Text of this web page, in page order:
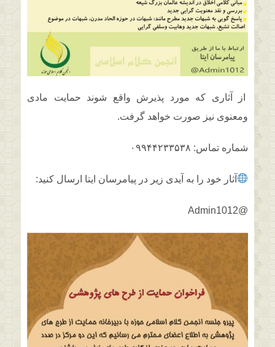
از آثاری که مورد پذیرش واقع شوند حمایت مادی
ومعنوی نیز صورت خواهد گرفت.
شماره تماس: ۰۹۹۴۴۲۳۳۵۳۸
آثار خود را به آیدی زیر در پیامرسان ایتا ارسال کنید:
@
Admin1012